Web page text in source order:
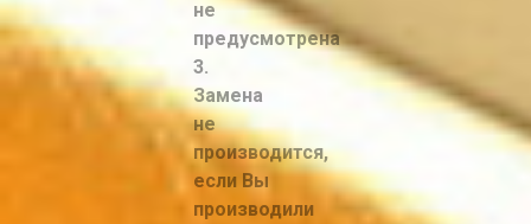
не
предусмотрена
3.
Замена
не
производится,
если Вы
производили